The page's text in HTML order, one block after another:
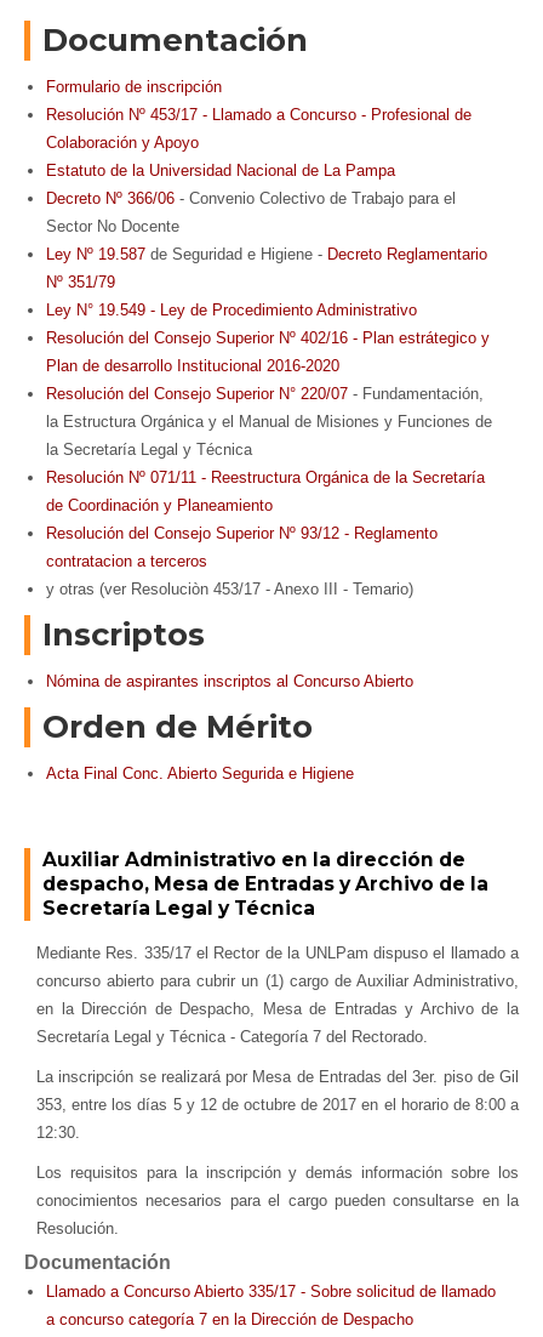
Documentación
Formulario de inscripción
Resolución Nº 453/17 - Llamado a Concurso - Profesional de
Colaboración y Apoyo
Estatuto de la Universidad Nacional de La Pampa
Decreto Nº 366/06 - Convenio Colectivo de Trabajo para el
Sector No Docente
Ley Nº 19.587 de Seguridad e Higiene - Decreto Reglamentario
Nº 351/79
Ley N° 19.549 - Ley de Procedimiento Administrativo
Resolución del Consejo Superior Nº 402/16 - Plan estrátegico y
Plan de desarrollo Institucional 2016-2020
Resolución del Consejo Superior N° 220/07 - Fundamentación,
la Estructura Orgánica y el Manual de Misiones y Funciones de
la Secretaría Legal y Técnica
Resolución Nº 071/11 - Reestructura Orgánica de la Secretaría
de Coordinación y Planeamiento
Resolución del Consejo Superior Nº 93/12 - Reglamento
contratacion a terceros
y otras (ver Resoluciòn 453/17 - Anexo III - Temario)
Inscriptos
Nómina de aspirantes inscriptos al Concurso Abierto
Orden de Mérito
Acta Final Conc. Abierto Segurida e Higiene
Auxiliar Administrativo en la dirección de
despacho, Mesa de Entradas y Archivo de la
Secretaría Legal y Técnica
Mediante Res. 335/17 el Rector de la UNLPam dispuso el llamado a
concurso abierto para cubrir un (1) cargo de Auxiliar Administrativo,
en la Dirección de Despacho, Mesa de Entradas y Archivo de la
Secretaría Legal y Técnica - Categoría 7 del Rectorado.
La inscripción se realizará por Mesa de Entradas del 3er. piso de Gil
353, entre los días 5 y 12 de octubre de 2017 en el horario de 8:00 a
12:30.
Los requisitos para la inscripción y demás información sobre los
conocimientos necesarios para el cargo pueden consultarse en la
Resolución.
Documentación
Llamado a Concurso Abierto 335/17 - Sobre solicitud de llamado
a concurso categoría 7 en la Dirección de Despacho